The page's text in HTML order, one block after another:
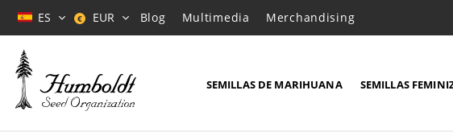
ES € EUR Blog Multimedia Merchandising
SEMILLAS DE MARIHUANA SEMILLAS